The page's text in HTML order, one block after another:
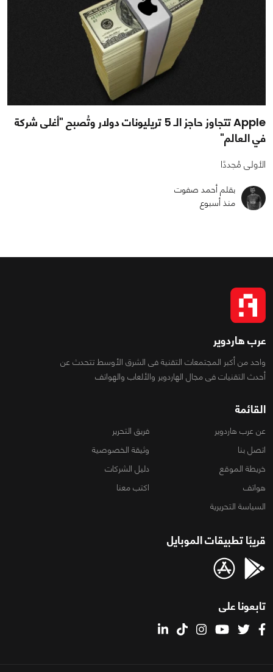
Apple تتجاوز حاجز الـ 5 تريليونات دولار وتُصبح "أغلى شركة
في العالم"
الأولى مُجددًا
بقلم أحمد صفوت
منذ أسبوع
عرب هاردوير
واحد من أكبر المجتمعات التقنية فى الشرق الأوسط تتحدث عن
أحدث التقنيات فى مجال الهاردوير والألعاب والهواتف
القائمة
عن عرب هاردوير
فريق التحرير
اتصل بنا
وثيقة الخصوصية
خريطة الموقع
دليل الشركات
هواتف
اكتب معنا
السياسة التحريرية
قريبًا تطبيقات الموبايل
تابعونا على